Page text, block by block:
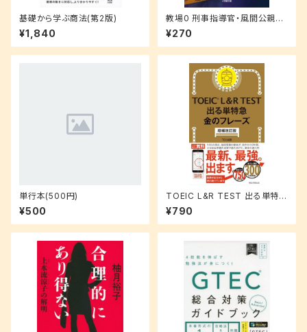
基礎から学ぶ商法(第2版)
¥1,840
教場0 刑事指導官・風間公親
(小学館文庫 な 17-4)
¥270
単行本(500円)
¥500
TOEIC L&R TEST 出る単特急
金のフレーズ(増補改訂版)
¥790